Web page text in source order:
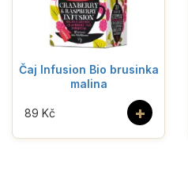
Čaj Infusion Bio brusinka
malina
+
89 Kč